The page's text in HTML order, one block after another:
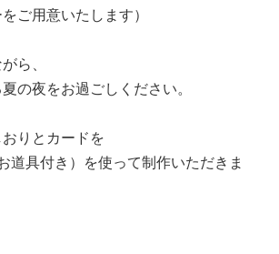
ご用意いたします）
ら、
の夜をお過ごしください。
りとカードを
道具付き）を使って制作いただきま